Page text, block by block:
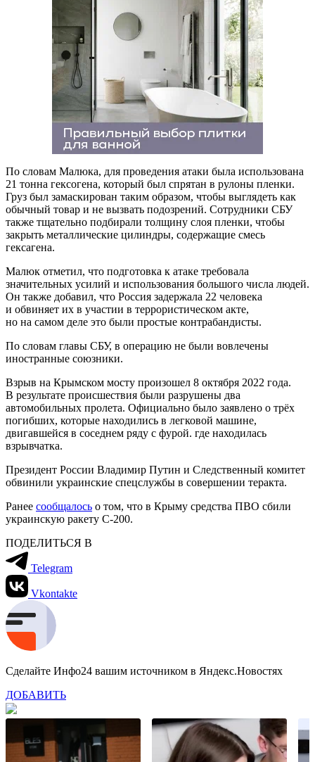
По словам Малюка, для проведения атаки была использована
21 тонна гексогена, который был спрятан в рулоны пленки.
Груз был замаскирован таким образом, чтобы выглядеть как
обычный товар и не вызвать подозрений. Сотрудники СБУ
также тщательно подбирали толщину слоя пленки, чтобы
закрыть металлические цилиндры, содержащие смесь
гексагена.
Малюк отметил, что подготовка к атаке требовала
значительных усилий и использования большого числа людей.
Он также добавил, что Россия задержала 22 человека
и обвиняет их в участии в террористическом акте,
но на самом деле это были простые контрабандисты.
По словам главы СБУ, в операцию не были вовлечены
иностранные союзники.
Взрыв на Крымском мосту произошел 8 октября 2022 года.
В результате происшествия были разрушены два
автомобильных пролета. Официально было заявлено о трёх
погибших, которые находились в легковой машине,
двигавшейся в соседнем ряду с фурой. где находилась
взрывчатка.
Президент России Владимир Путин и Следственный комитет
обвинили украинские спецслужбы в совершении теракта.
Ранее сообщалось о том, что в Крыму средства ПВО сбили
украинскую ракету С-200.
ПОДЕЛИТЬСЯ В
Telegram
Vkontakte
Сделайте Инфо24 вашим источником в Яндекс.Новостях
ДОБАВИТЬ